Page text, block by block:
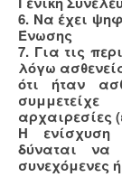
6. Να έχει
Ένωσης
7. Για τις
λόγω
ότι ήταν
αρχαιρεσίες
Η ενίσχυση
δύναται να
συνεχόμενες